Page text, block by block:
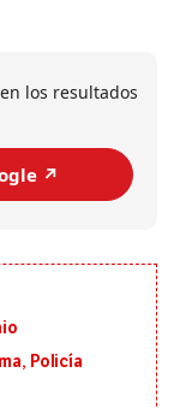
los resultados
↗️
Policía